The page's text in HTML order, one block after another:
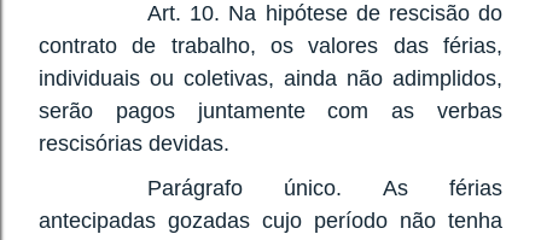
Art. 10. Na hipótese de rescisão do
contrato de trabalho, os valores das férias,
individuais ou coletivas, ainda não adimplidos,
serão pagos juntamente com as verbas
rescisórias devidas.
Parágrafo único. As férias
antecipadas gozadas cujo período não tenha